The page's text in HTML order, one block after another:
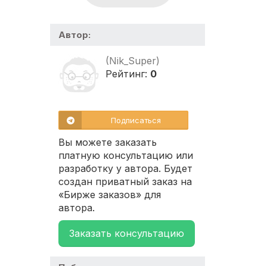
Автор:
(Nik_Super)
Рейтинг: 0
Подписаться
Вы можете заказать
платную консультацию или
разработку у автора. Будет
создан приватный заказ на
«Бирже заказов» для
автора.
Заказать консультацию